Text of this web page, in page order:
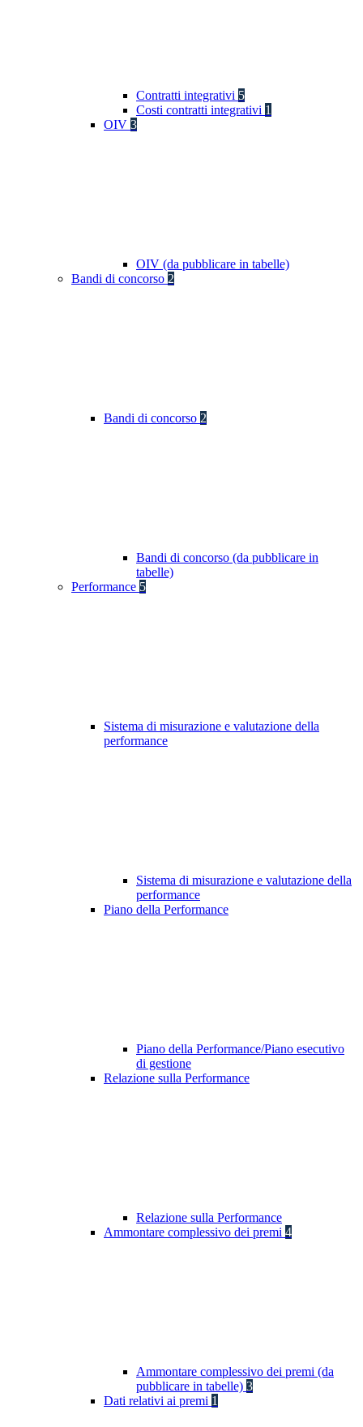
Contratti integrativi 5
Costi contratti integrativi 1
OIV 3
OIV (da pubblicare in tabelle)
Bandi di concorso 2
Bandi di concorso 2
Bandi di concorso (da pubblicare in
tabelle)
Performance 5
Sistema di misurazione e valutazione della
performance
Sistema di misurazione e valutazione della
performance
Piano della Performance
Piano della Performance/Piano esecutivo
di gestione
Relazione sulla Performance
Relazione sulla Performance
Ammontare complessivo dei premi 4
Ammontare complessivo dei premi (da
pubblicare in tabelle) 3
Dati relativi ai premi 1